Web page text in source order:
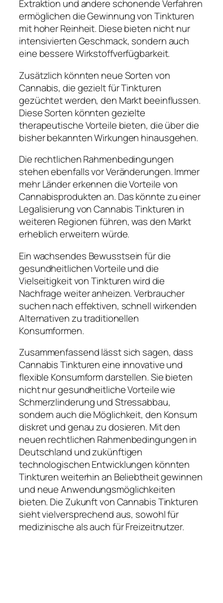
Extraktion und andere schonende Verfahren
ermöglichen die Gewinnung von Tinkturen
mit hoher Reinheit. Diese bieten nicht nur
intensivierten Geschmack, sondern auch
eine bessere Wirkstoffverfügbarkeit.
Zusätzlich könnten neue Sorten von
Cannabis, die gezielt für Tinkturen
gezüchtet werden, den Markt beeinflussen.
Diese Sorten könnten gezielte
therapeutische Vorteile bieten, die über die
bisher bekannten Wirkungen hinausgehen.
Die rechtlichen Rahmenbedingungen
stehen ebenfalls vor Veränderungen. Immer
mehr Länder erkennen die Vorteile von
Cannabisprodukten an. Das könnte zu einer
Legalisierung von Cannabis Tinkturen in
weiteren Regionen führen, was den Markt
erheblich erweitern würde.
Ein wachsendes Bewusstsein für die
gesundheitlichen Vorteile und die
Vielseitigkeit von Tinkturen wird die
Nachfrage weiter anheizen. Verbraucher
suchen nach effektiven, schnell wirkenden
Alternativen zu traditionellen
Konsumformen.
Zusammenfassend lässt sich sagen, dass
Cannabis Tinkturen eine innovative und
flexible Konsumform darstellen. Sie bieten
nicht nur gesundheitliche Vorteile wie
Schmerzlinderung und Stressabbau,
sondern auch die Möglichkeit, den Konsum
diskret und genau zu dosieren. Mit den
neuen rechtlichen Rahmenbedingungen in
Deutschland und zukünftigen
technologischen Entwicklungen könnten
Tinkturen weiterhin an Beliebtheit gewinnen
und neue Anwendungsmöglichkeiten
bieten. Die Zukunft von Cannabis Tinkturen
sieht vielversprechend aus, sowohl für
medizinische als auch für Freizeitnutzer.